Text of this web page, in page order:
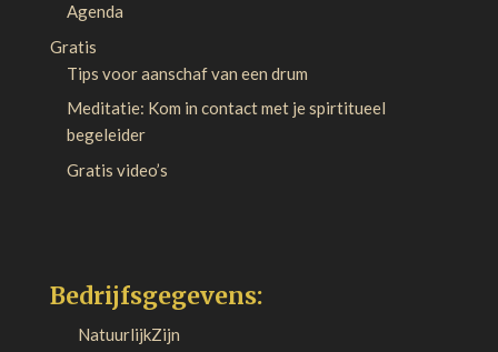
Agenda
Gratis
Tips voor aanschaf van een drum
Meditatie: Kom in contact met je spirtitueel
begeleider
Gratis video’s
Bedrijfsgegevens:
NatuurlijkZijn